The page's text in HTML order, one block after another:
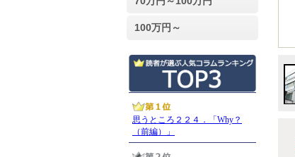
100万円～